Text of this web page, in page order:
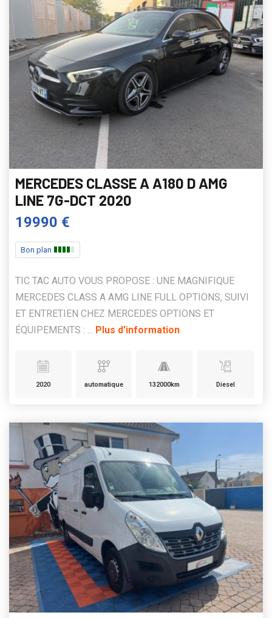
MERCEDES CLASSE A A180 D AMG
LINE 7G-DCT 2020
19990 €
Bon plan
TIC TAC AUTO VOUS PROPOSE : UNE MAGNIFIQUE
MERCEDES CLASS A AMG LINE FULL OPTIONS, SUIVI
ET ENTRETIEN CHEZ MERCEDES OPTIONS ET
ÉQUIPEMENTS : ... Plus d'information
2020 automatique 132000km Diesel